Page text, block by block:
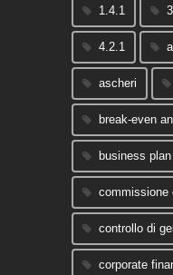
1.4.1
4.2.1
ascheri
break-even
business plan
commissione
controllo di
corporate